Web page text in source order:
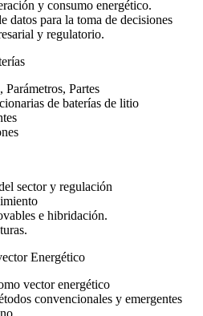
y consumo energético.
datos para la toma de decisiones
y regulatorio.
Partes
de baterías de litio
sector y regulación
e hibridación.
Energético
vector energético
convencionales y emergentes